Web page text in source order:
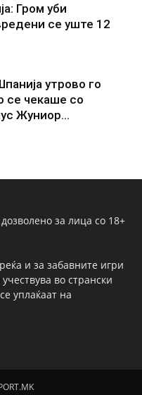
Гром уби
се уште 12
утрово го
се чекаше со
Жуниор...
за лица со 18+
и за забавните игри
во странски
уплаќаат на